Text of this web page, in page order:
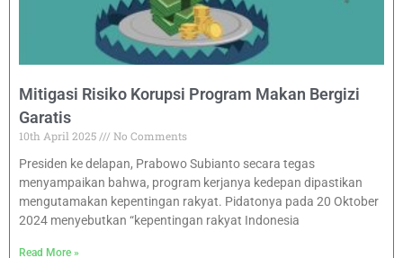
Mitigasi Risiko Korupsi Program Makan Bergizi
Garatis
10th April 2025
No Comments
Presiden ke delapan, Prabowo Subianto secara tegas
menyampaikan bahwa, program kerjanya kedepan dipastikan
mengutamakan kepentingan rakyat. Pidatonya pada 20 Oktober
2024 menyebutkan “kepentingan rakyat Indonesia
Read More »